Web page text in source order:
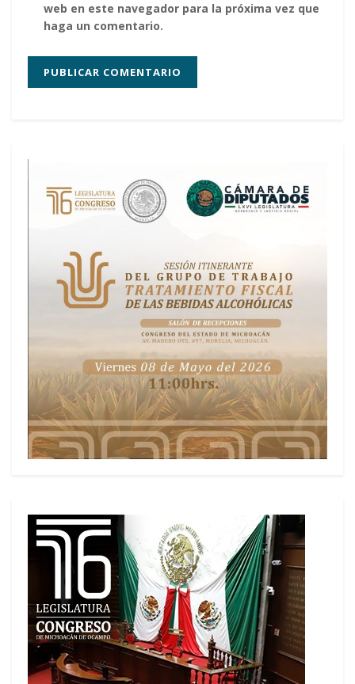
web en este navegador para la próxima vez que
haga un comentario.